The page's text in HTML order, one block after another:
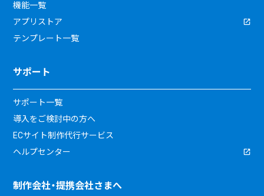
機能一覧
アプリストア
テンプレート一覧
サポート
サポート一覧
導入をご検討中の方へ
ECサイト制作代行サービス
ヘルプセンター
制作会社・提携会社さまへ